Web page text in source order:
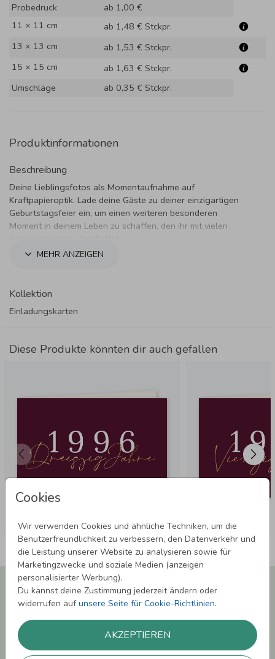
Cookies
Wir verwenden Cookies und ähnliche Techniken, um die
Benutzerfreundlichkeit zu verbessern, den Datenverkehr und
die Leistung unserer Website zu analysieren sowie für
Marketingzwecke und soziale Medien (anzeigen
personalisierter Werbung).
Du kannst deine Zustimmung jederzeit ändern oder
widerrufen aufunsere Seite für Cookie-Richtlinien.
AKZEPTIEREN
Probedruck
ab 1,00 €
11 × 11 cm
ab 1,48 € Stckpr.
13 × 13 cm
ab 1,53 € Stckpr.
15 × 15 cm
ab 1,63 € Stckpr.
Umschläge
ab 0,35 € Stckpr.
Produktinformationen
Beschreibung
Deine Lieblingsfotos als Momentaufnahme auf
Kraftpapieroptik. Lade deine Gäste zu deiner einzigartigen
Geburtstagsfeier ein, um einen weiteren besonderen
Moment in deinem Leben zu schaffen, den ihr mit vielen
MEHR ANZEIGEN
Kollektion
Einladungskarten
Diese Produkte könnten dir auch gefallen
Newsletter abonnieren und 5,00 € Rabatt**
sichern!
Laufenden.